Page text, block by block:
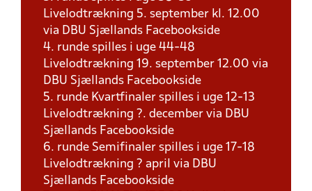
Livelodtrækning 5. september kl. 12.00
via DBU Sjællands Facebookside
4. runde spilles i uge 44-48
Livelodtrækning 19. september 12.00 via
DBU Sjællands Facebookside
5. runde Kvartfinaler spilles i uge 12-13
Livelodtrækning ?. december via DBU
Sjællands Facebookside
6. runde Semifinaler spilles i uge 17-18
Livelodtrækning ? april via DBU
Sjællands Facebookside